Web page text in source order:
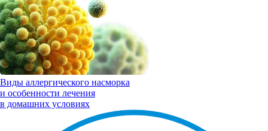
Виды аллергического насморка
и особенности лечения
в домашних условиях